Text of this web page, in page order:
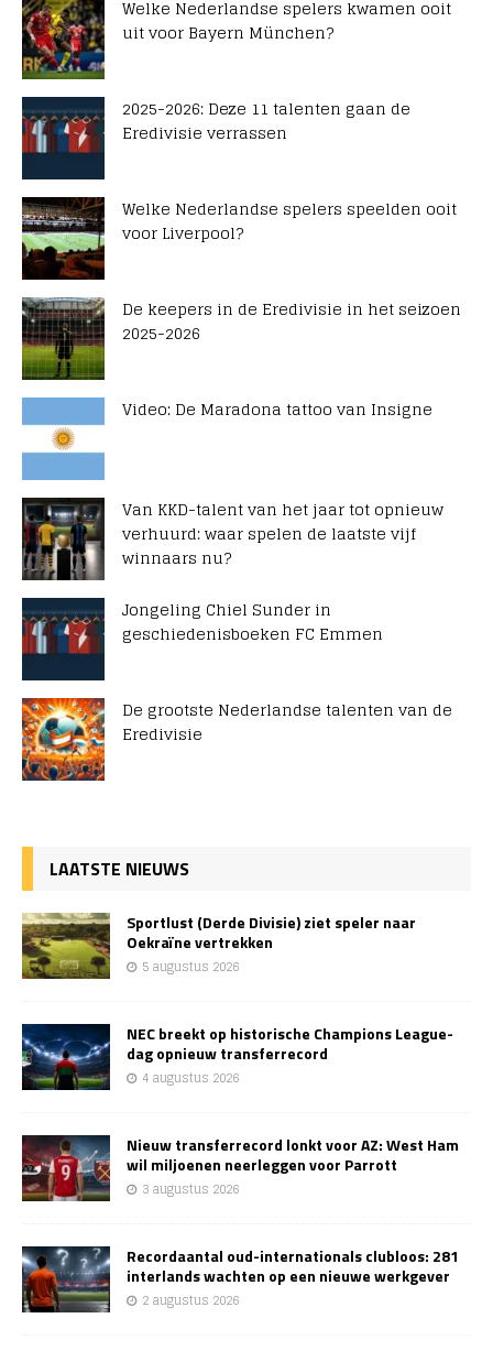
Welke Nederlandse spelers kwamen ooit
uit voor Bayern München?
2025-2026: Deze 11 talenten gaan de
Eredivisie verrassen
Welke Nederlandse spelers speelden ooit
voor Liverpool?
De keepers in de Eredivisie in het seizoen
2025-2026
Video: De Maradona tattoo van Insigne
Van KKD-talent van het jaar tot opnieuw
verhuurd: waar spelen de laatste vijf
winnaars nu?
Jongeling Chiel Sunder in
geschiedenisboeken FC Emmen
De grootste Nederlandse talenten van de
Eredivisie
LAATSTE NIEUWS
Sportlust (Derde Divisie) ziet speler naar
Oekraïne vertrekken
5 augustus 2026
NEC breekt op historische Champions League-
dag opnieuw transferrecord
4 augustus 2026
Nieuw transferrecord lonkt voor AZ: West Ham
wil miljoenen neerleggen voor Parrott
3 augustus 2026
Recordaantal oud-internationals clubloos: 281
interlands wachten op een nieuwe werkgever
2 augustus 2026